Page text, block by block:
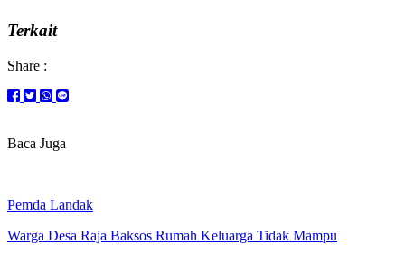
Terkait
Share :
Baca Juga
Pemda Landak
Warga Desa Raja Baksos Rumah Keluarga Tidak Mampu